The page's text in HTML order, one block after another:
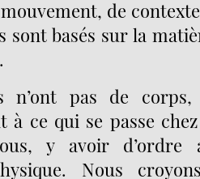
de
sont basés sur la
n’ont pas de corps,
à ce qui se passe
y avoir d’ordre
Nous